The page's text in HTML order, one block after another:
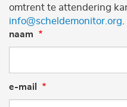
omtrent te attendering
info@scheldemonitor.org
naam
e-mail